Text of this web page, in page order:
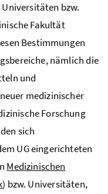
bzw.
Fakultät
Bestimmungen
nämlich die
und
medizinischer
Forschung
sich
UGeingerichteten
Medizinischen
) bzw. Universitäten,